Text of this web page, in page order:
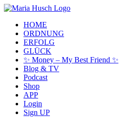
Skip
main
content
Menu
HOME
ORDNUNG
ERFOLG
GLÜCK
✨ Money – My Best Friend ✨
Blog & TV
Podcast
Shop
APP
Login
Sign UP